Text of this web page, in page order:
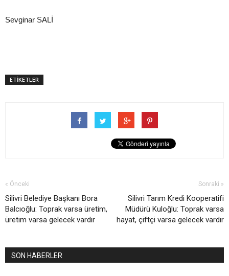
Sevginar SALİ
ETİKETLER
« Önceki
Silivri Belediye Başkanı Bora
Balcıoğlu: Toprak varsa üretim,
üretim varsa gelecek vardır
Sonraki »
Silivri Tarım Kredi Kooperatifi
Müdürü Kuloğlu: Toprak varsa
hayat, çiftçi varsa gelecek vardır
SON HABERLER